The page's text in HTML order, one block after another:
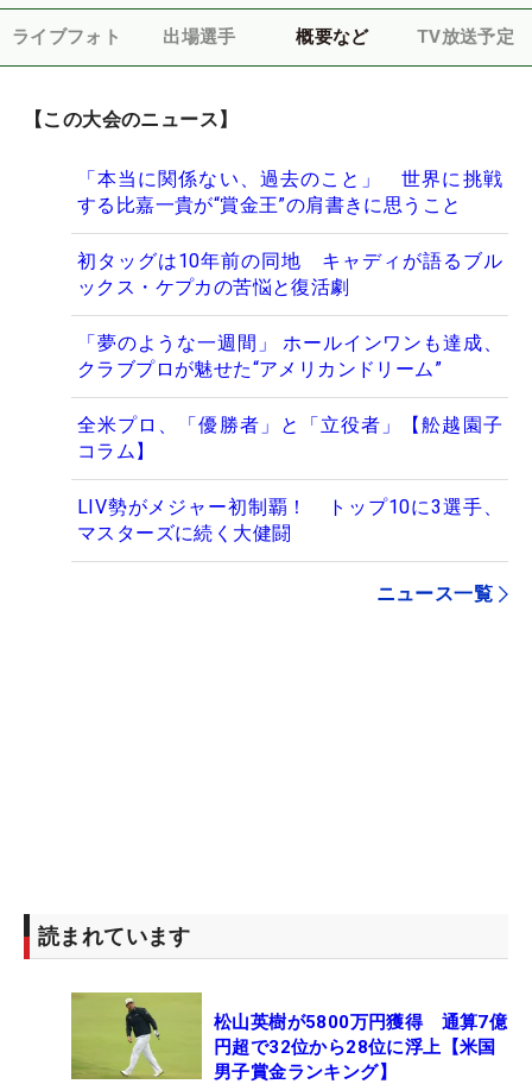
ライブフォト 出場選手 概要など TV放送予定
【この大会のニュース】
「本当に関係ない、過去のこと」 世界に挑戦
する比嘉一貴が“賞金王”の肩書きに思うこと
初タッグは10年前の同地 キャディが語るブル
ックス・ケプカの苦悩と復活劇
「夢のような一週間」 ホールインワンも達成、
クラブプロが魅せた“アメリカンドリーム”
全米プロ、「優勝者」と「立役者」【舩越園子
コラム】
LIV勢がメジャー初制覇！ トップ10に3選手、
マスターズに続く大健闘
ニュース一覧
読まれています
松山英樹が5800万円獲得 通算7億
円超で32位から28位に浮上【米国
男子賞金ランキング】